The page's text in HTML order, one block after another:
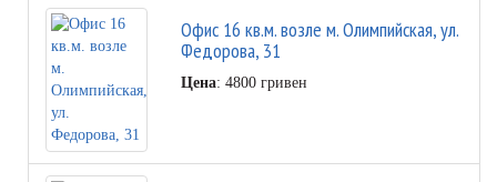
Офис 16 кв.м. возле м. Олимпийская, ул.
Федорова, 31
Цена: 4800 гривен